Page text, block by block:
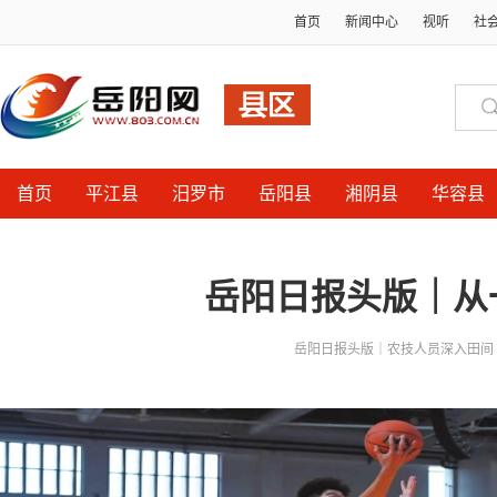
首页 新闻中心 视听 社
首页 平江县 汨罗市 岳阳县 湘阴县 华容县
岳阳日报头版｜
岳阳日报头版｜农技人员深入田